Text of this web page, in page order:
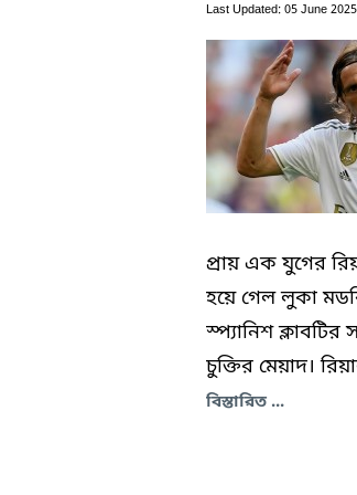
Last Updated: 05 June 2025
প্রায় এক যুগের
হয়ে গেল লুকা
স্প্যানিশ ক্লাবটির
চুক্তির মেয়াদ।
বিস্তারিত ...